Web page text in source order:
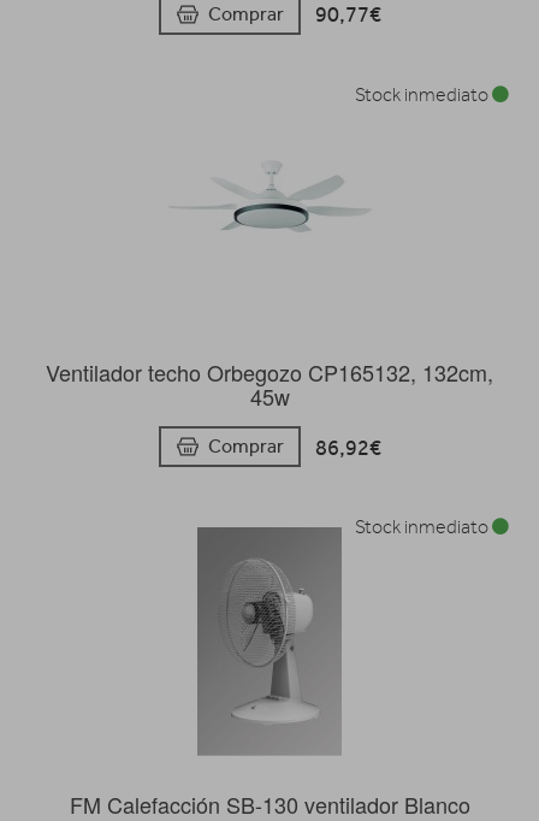
Comprar 90,77€
Ventilador techo Orbegozo CP165132, 132cm,
45w
Comprar 86,92€
Stock inmediato
FM Calefacción SB-130 ventilador Blanco
Stock inmediato